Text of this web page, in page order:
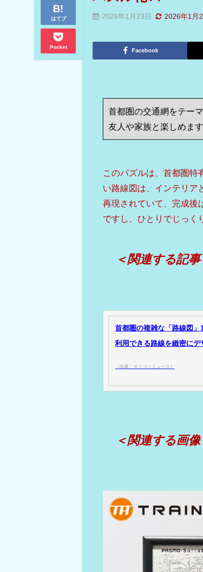
はてブ
Pocket
2026年1月23日 2026年1月
Facebook
首都圏の交通網をテー
友人や家族と楽しめます
このパズルは、首都圏特
い路線図は、インテリア
再現されていて、完成後
ですし、ひとりでじっく
＜関連する記事
首都圏の複雑な「路線図
利用できる路線を緻密に
（出典：オリコンニュース）
＜関連する画像